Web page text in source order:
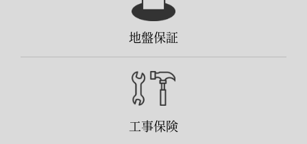
地盤保証
工事保険